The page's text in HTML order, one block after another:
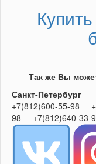
Так же Вы
Санкт-Петербург
+7(812)600-55-98
98 +7(812)640-33-